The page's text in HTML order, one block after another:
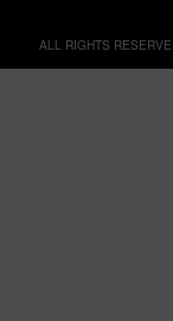
ALL RIGHTS